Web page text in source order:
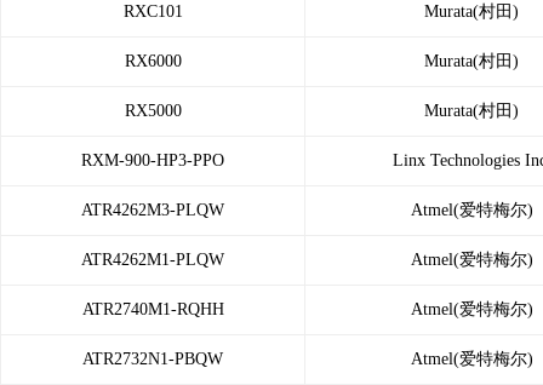
RXC101 Murata(村田)
RX6000 Murata(村田)
RX5000 Murata(村田)
RXM-900-HP3-PPO Linx Technologies
ATR4262M3-PLQW Atmel(爱特梅尔)
ATR4262M1-PLQW Atmel(爱特梅尔)
ATR2740M1-RQHH Atmel(爱特梅尔)
ATR2732N1-PBQW Atmel(爱特梅尔)